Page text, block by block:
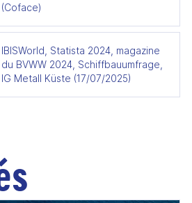
(Coface)
IBISWorld, Statista 2024, magazine
du BVWW 2024, Schiffbauumfrage,
IG Metall Küste (17/07/2025)